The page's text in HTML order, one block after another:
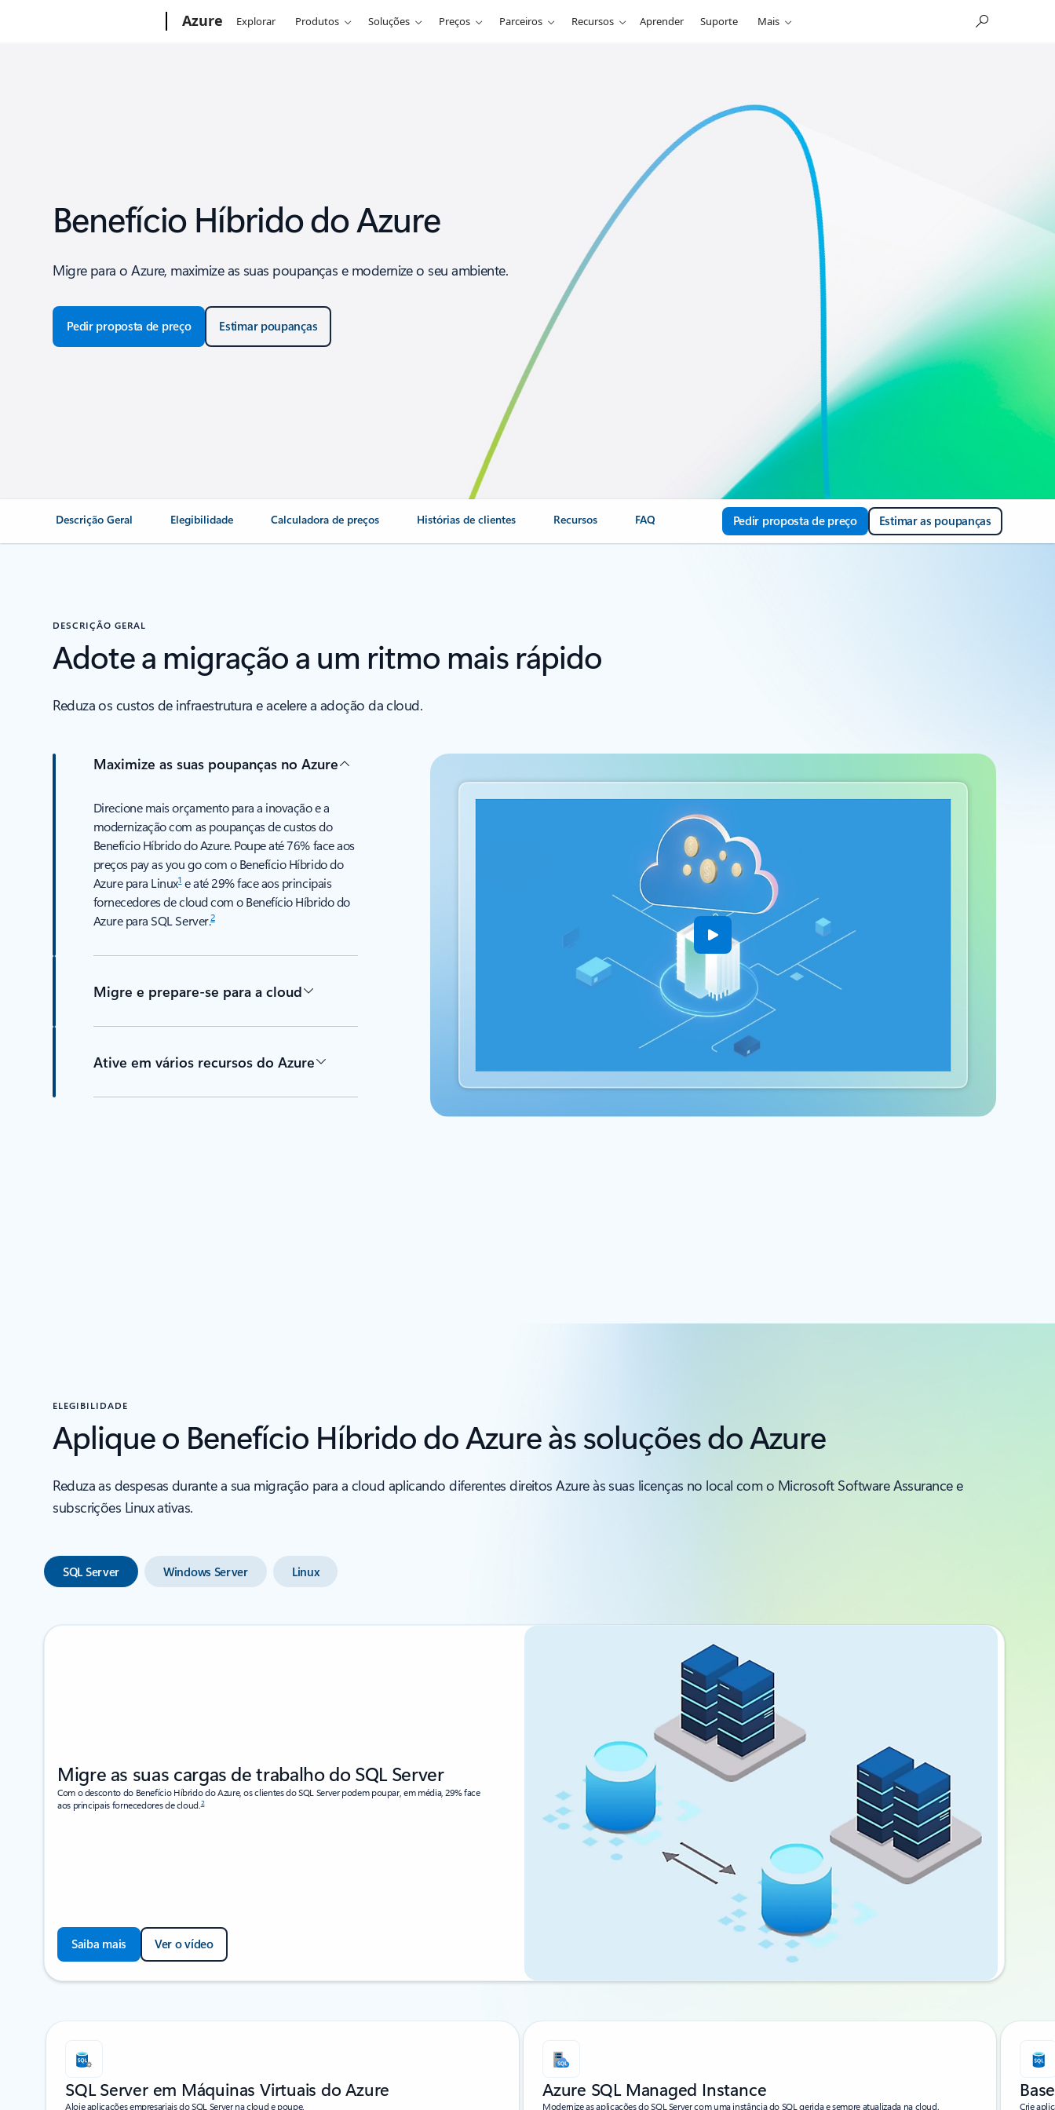
Azure Explorar Produtos Soluções Preços Parceiros Recursos Aprender Suporte Mais
Benefício Híbrido do Azure
Migre para o Azure, maximize as suas poupanças e modernize o seu ambiente.
Pedir proposta de preço Estimar poupanças
Descrição Geral Elegibilidade Calculadora de preços Histórias de clientes Recursos FAQ Pedir proposta de preço Estimar as poupanças
DESCRIÇÃO GERAL
Adote a migração a um ritmo mais rápido
Reduza os custos de infraestrutura e acelere a adoção da cloud.
Maximize as suas poupanças no Azure
Direcione mais orçamento para a inovação e a
modernização com as poupanças de custos do
Benefício Híbrido do Azure. Poupe até 76% face aos
preços pay as you go com o Benefício Híbrido do
Azure para Linux1e até 29% face aos principais
fornecedores de cloud com o Benefício Híbrido do
Azure para SQL Server.2
Migre e prepare-se para a cloud
Ative em vários recursos do Azure
ELEGIBILIDADE
Aplique o Benefício Híbrido do Azure às soluções do Azure
Reduza as despesas durante a sua migração para a cloud aplicando diferentes direitos Azure às suas licenças no local com o Microsoft Software Assurance e
subscrições Linux ativas.
SQL Server Windows Server Linux
Migre as suas cargas de trabalho do SQL Server
Com o desconto do Benefício Híbrido do Azure, os clientes do SQL Server podem poupar, em média, 29% face
aos principais fornecedores de cloud.2
Saiba mais Ver o vídeo
A mostrar 1-2 de 4 diapositivos
SQL Server em Máquinas Virtuais do Azure
Aloje aplicações empresariais do SQL Server na cloud e poupe.
Azure SQL Managed Instance
Modernize as aplicações do SQL Server com uma instância do SQL gerida e sempre atualizada na cloud. Crie